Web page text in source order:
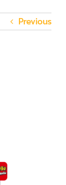
Previous